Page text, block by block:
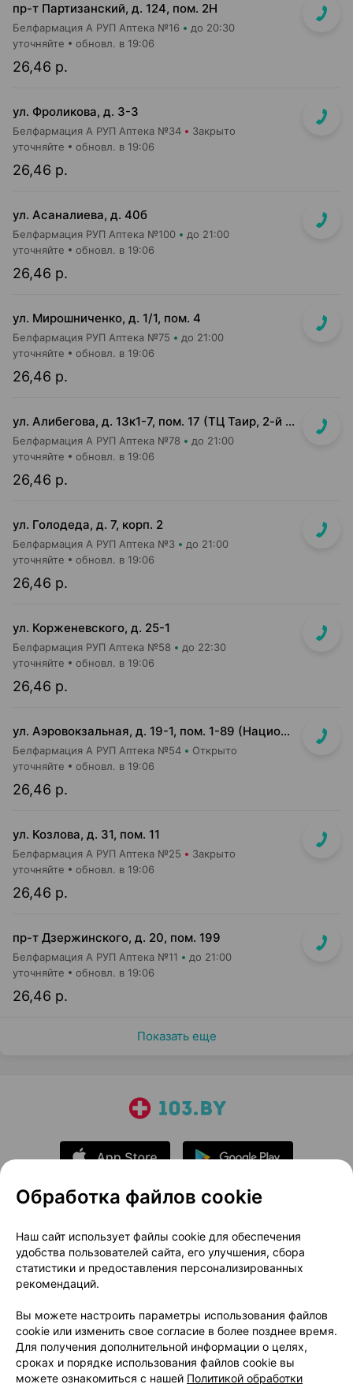
пр-т Партизанский, д. 124, пом. 2Н
Белфармация А РУП Аптека №16 до 20:30
26,46 р.
уточняйте обновл. в 19:06
ул. Фроликова, д. 3-3
Белфармация А РУП Аптека №34 Закрыто
26,46 р.
уточняйте обновл. в 19:06
ул. Асаналиева, д. 40б
Белфармация РУП Аптека №100 до 21:00
26,46 р.
уточняйте обновл. в 19:06
ул. Мирошниченко, д. 1/1, пом. 4
Белфармация РУП Аптека №75 до 21:00
26,46 р.
уточняйте обновл. в 19:06
ул. Алибегова, д. 13к1-7, пом. 17 (ТЦ Таир, 2-й этаж)
Белфармация А РУП Аптека №78 до 21:00
26,46 р.
уточняйте обновл. в 19:06
ул. Голодеда, д. 7, корп. 2
Белфармация А РУП Аптека №3 до 21:00
26,46 р.
уточняйте обновл. в 19:06
ул. Корженевского, д. 25-1
Белфармация РУП Аптека №58 до 22:30
26,46 р.
уточняйте обновл. в 19:06
ул. Аэровокзальная, д. 19-1, пом. 1-89 (Национальный аэропорт "Минск", 3 этаж)
Белфармация А РУП Аптека №54 Открыто
26,46 р.
уточняйте обновл. в 19:06
ул. Козлова, д. 31, пом. 11
Белфармация А РУП Аптека №25 Закрыто
26,46 р.
уточняйте обновл. в 19:06
пр-т Дзержинского, д. 20, пом. 199
Белфармация А РУП Аптека №11 до 21:00
26,46 р.
уточняйте обновл. в 19:06
Показать еще
О проекте
Новости проекта
Размещение рекламы
Медицинский маркетинг
Публичный договор
Доставка
Способы оплаты
Вакансии
Партнеры
Написать руководителю 103.by
Написать в поддержку
Обработка файлов cookie
Наш сайт использует файлы cookie для обеспечения
удобства пользователей сайта, его улучшения, сбора
статистики и предоставления персонализированных
рекомендаций.
Вы можете настроить параметры использования файлов
cookie или изменить свое согласие в более позднее время.
Для получения дополнительной информации о целях,
сроках и порядке использования файлов cookie вы
можете ознакомиться с нашей Политикой обработки